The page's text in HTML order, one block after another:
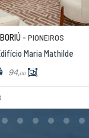
- PIONEIROS
Maria Mathilde
94,00